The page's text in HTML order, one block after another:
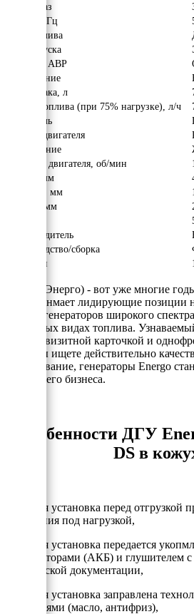
Число фаз
Частота, Гц
Вид топлива
Тип запуска
Наличие АВР
Исполнение
Объём бака, л
Расход топлива (при 75% нагрузке), л/ч
Двигатель
Модель двигателя
Охлаждение
Обороты двигателя, об/мин
Длина, мм
Ширина, мм
Высота, мм
Производитель
Производство/сборка
Гарантия
Energo (Энерго) - вот уже многие
бренд занмает лидирующие позиции
электрогенераторов широкого
различных видах топлива.
явлется визитной карточкой и
Если Вы ищете действительно
оборудование, генераторы Energo
для Вашего бизнеса.
Особенности ДГУ
DS в
- Каждая установка перед отгрузкой
испытания под нагрузкой,
- Каждая установка передается
аккумулторами (АКБ) и глушителем
технической документации,
- Каждая установка заправлена
жидкостями (масло, антифриз),